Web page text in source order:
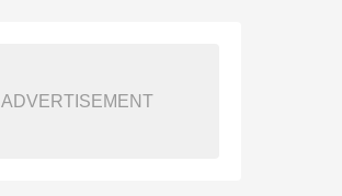
ADVERTISEMENT